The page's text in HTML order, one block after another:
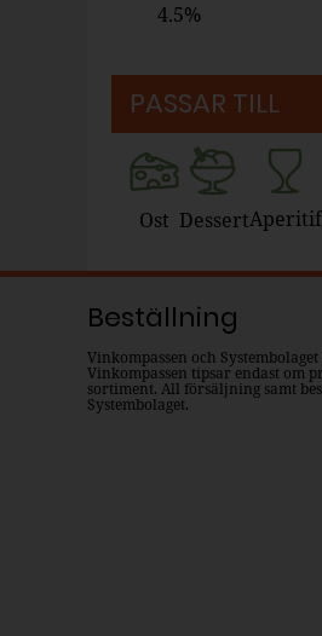
4.5%
PASSAR TILL
Ost DessertAperitif
Beställning
Vinkompassen och
Vinkompassen tipsar endast om
sortiment. All försäljning samt
Systembolaget.